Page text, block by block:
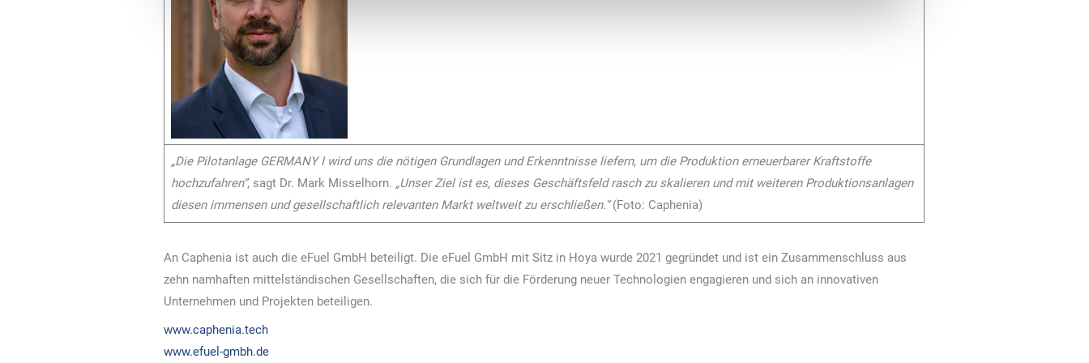
„Die Pilotanlage GERMANY I wird uns die nötigen Grundlagen und Erkenntnisse liefern, um die Produktion erneuerbarer Kraftstoffe
hochzufahren“, sagt Dr. Mark Misselhorn. „Unser Ziel ist es, dieses Geschäftsfeld rasch zu skalieren und mit weiteren Produktionsanlagen
diesen immensen und gesellschaftlich relevanten Markt weltweit zu erschließen.“(Foto: Caphenia)
An Caphenia ist auch die eFuel GmbH beteiligt. Die eFuel GmbH mit Sitz in Hoya wurde 2021 gegründet und ist ein Zusammenschluss aus
zehn namhaften mittelständischen Gesellschaften, die sich für die Förderung neuer Technologien engagieren und sich an innovativen
Unternehmen und Projekten beteiligen.
www.caphenia.tech
www.efuel-gmbh.de